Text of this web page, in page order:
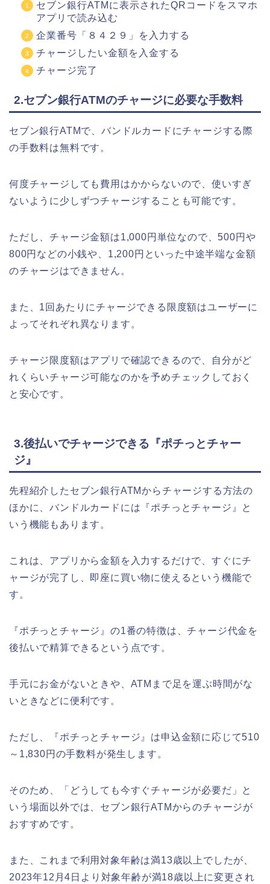
セブン銀行ATMに表示されたQRコードをスマホ
アプリで読み込む
企業番号「８４２９」を入力する
チャージしたい金額を入金する
チャージ完了
2.セブン銀行ATMのチャージに必要な手数料
セブン銀行ATMで、バンドルカードにチャージする際
の手数料は無料です。
何度チャージしても費用はかからないので、使いすぎ
ないように少しずつチャージすることも可能です。
ただし、チャージ金額は1,000円単位なので、500円や
800円などの小銭や、1,200円といった中途半端な金額
のチャージはできません。
また、1回あたりにチャージできる限度額はユーザーに
よってそれぞれ異なります。
チャージ限度額はアプリで確認できるので、自分がど
れくらいチャージ可能なのかを予めチェックしておく
と安心です。
3.後払いでチャージできる『ポチっとチャー
ジ』
先程紹介したセブン銀行ATMからチャージする方法の
ほかに、バンドルカードには『ポチっとチャージ』と
いう機能もあります。
これは、アプリから金額を入力するだけで、すぐにチ
ャージが完了し、即座に買い物に使えるという機能で
す。
『ポチっとチャージ』の1番の特徴は、チャージ代金を
後払いで精算できるという点です。
手元にお金がないときや、ATMまで足を運ぶ時間がな
いときなどに便利です。
ただし、『ポチっとチャージ』は申込金額に応じて510
～1,830円の手数料が発生します。
そのため、「どうしても今すぐチャージが必要だ」と
いう場面以外では、セブン銀行ATMからのチャージが
おすすめです。
また、これまで利用対象年齢は満13歳以上でしたが、
2023年12月4日より対象年齢が満18歳以上に変更され